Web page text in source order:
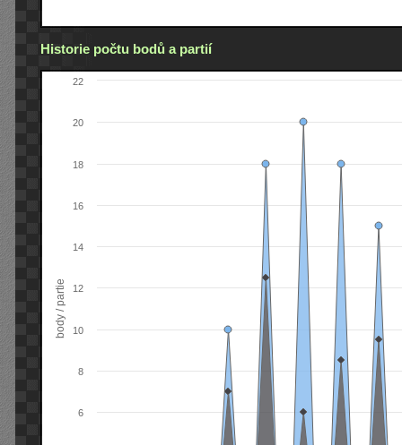
Historie počtu bodů a partií
body / partie
6
8
10
12
14
16
18
20
22